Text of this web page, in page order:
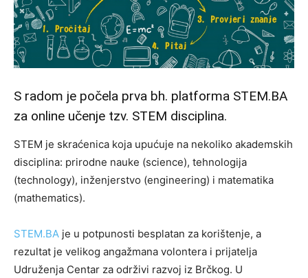
S radom je počela prva bh. platforma STEM.BA
za online učenje tzv. STEM disciplina.
STEM je skraćenica koja upućuje na nekoliko akademskih
disciplina: prirodne nauke (science), tehnologija
(technology), inženjerstvo (engineering) i matematika
(mathematics).
STEM.BA je u potpunosti besplatan za korištenje, a
rezultat je velikog angažmana volontera i prijatelja
Udruženja Centar za održivi razvoj iz Brčkog. U